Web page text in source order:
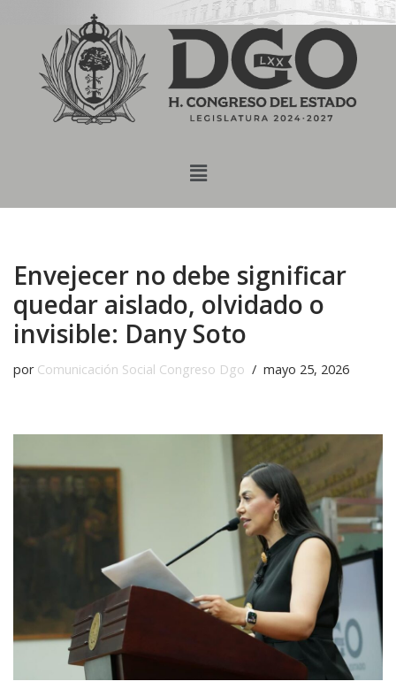
Saltar
contenido
Envejecer no debe significar
quedar aislado, olvidado o
invisible: Dany Soto
por Comunicación Social Congreso Dgo mayo 25, 2026